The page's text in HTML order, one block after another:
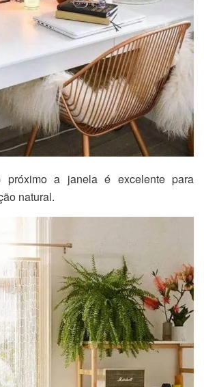
próximo a janela é excelente para
natural.